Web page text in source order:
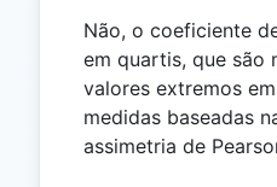
Não, o coeficiente
em quartis, que são
valores extremos
medidas baseadas
assimetria de